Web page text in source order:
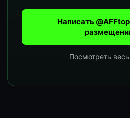
Написать
Посмотреть весь